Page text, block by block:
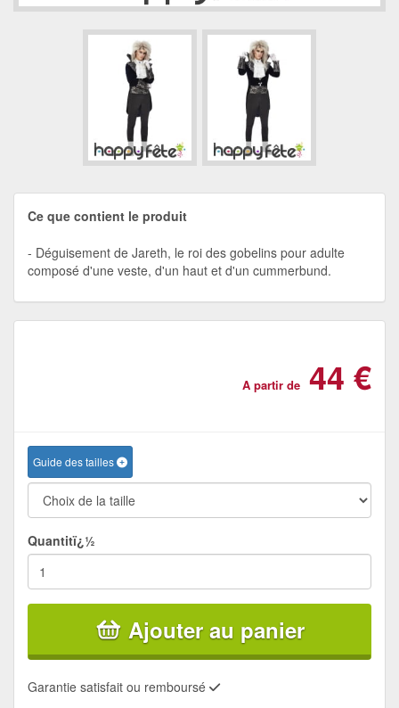
Ce que contient le produit
Déguisement de Jareth, le roi des gobelins pour adulte
composé d'une veste, d'un haut et d'un cummerbund.
A partir de 44 €
Guide des tailles
Quantitï¿½
Ajouter au panier
Garantie satisfait ou remboursé